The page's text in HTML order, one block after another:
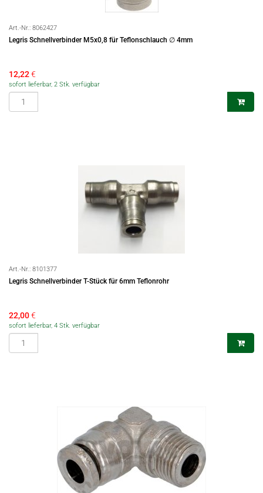
Art.-Nr.: 8062427
Legris Schnellverbinder M5x0,8 für Teflonschlauch ∅ 4mm
12,22€
sofort lieferbar, 2 Stk. verfügbar
Art.-Nr.: 8101377
Legris Schnellverbinder T-Stück für 6mm Teflonrohr
22,00€
sofort lieferbar, 4 Stk. verfügbar